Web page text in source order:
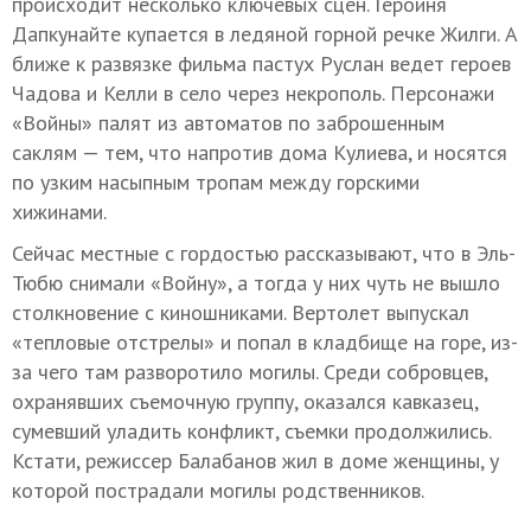
Дапкунайте купается в ледяной горной речке Жилги. А
ближе к развязке фильма пастух Руслан ведет героев
Чадова и Келли в село через некрополь. Персонажи
«Войны» палят из автоматов по заброшенным
саклям — тем, что напротив дома Кулиева, и носятся
по узким насыпным тропам между горскими
хижинами.
Сейчас местные с гордостью рассказывают, что в Эль-
Тюбю снимали «Войну», а тогда у них чуть не вышло
столкновение с киношниками. Вертолет выпускал
«тепловые отстрелы» и попал в кладбище на горе, из-
за чего там разворотило могилы. Среди собровцев,
охранявших съемочную группу, оказался кавказец,
сумевший уладить конфликт, съемки продолжились.
Кстати, режиссер Балабанов жил в доме женщины, у
которой пострадали могилы родственников.